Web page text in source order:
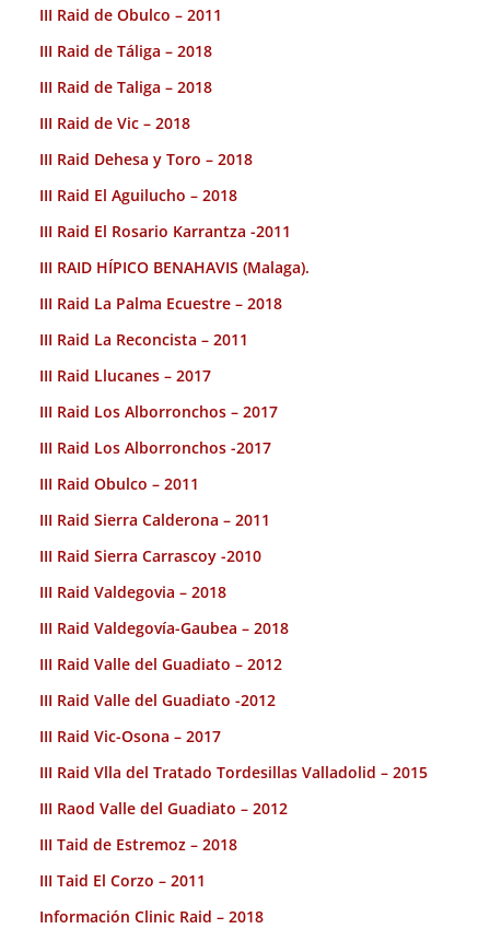
III Raid de Obulco – 2011
III Raid de Táliga – 2018
III Raid de Taliga – 2018
III Raid de Vic – 2018
III Raid Dehesa y Toro – 2018
III Raid El Aguilucho – 2018
III Raid El Rosario Karrantza -2011
III RAID HÍPICO BENAHAVIS (Malaga).
III Raid La Palma Ecuestre – 2018
III Raid La Reconcista – 2011
III Raid Llucanes – 2017
III Raid Los Alborronchos – 2017
III Raid Los Alborronchos -2017
III Raid Obulco – 2011
III Raid Sierra Calderona – 2011
III Raid Sierra Carrascoy -2010
III Raid Valdegovia – 2018
III Raid Valdegovía-Gaubea – 2018
III Raid Valle del Guadiato – 2012
III Raid Valle del Guadiato -2012
III Raid Vic-Osona – 2017
III Raid Vlla del Tratado Tordesillas Valladolid – 2015
III Raod Valle del Guadiato – 2012
III Taid de Estremoz – 2018
III Taid El Corzo – 2011
Información Clinic Raid – 2018